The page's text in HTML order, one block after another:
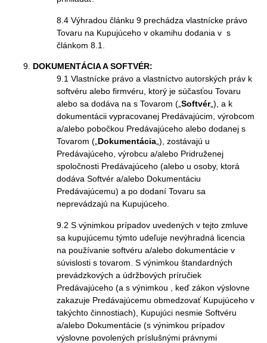
8.4 Výhradou článku 9 prechádza vlastnícke právo
Tovaru na Kupujúceho v okamihu dodania v s
článkom 8.1.
DOKUMENTÁCIA A SOFTVÉR:
9.1 Vlastnícke právo a vlastníctvo autorských práv k
softvéru alebo firmvéru, ktorý je súčasťou Tovaru
alebo sa dodáva na s Tovarom („ Softvér„), a k
dokumentácii vypracovanej Predávajúcim, výrobcom
a/alebo pobočkou Predávajúceho alebo dodanej s
Tovarom („ Dokumentácia „), zostávajú u
Predávajúceho, výrobcu a/alebo Pridruženej
spoločnosti Predávajúceho (alebo u osoby, ktorá
dodáva Softvér a/alebo Dokumentáciu
Predávajúcemu) a po dodaní Tovaru sa
neprevádzajú na Kupujúceho.
9.2 S výnimkou prípadov uvedených v tejto zmluve
sa kupujúcemu týmto udeľuje nevýhradná licencia
na používanie softvéru a/alebo dokumentácie v
súvislosti s tovarom. S výnimkou štandardných
prevádzkových a údržbových príručiek
Predávajúceho (a s výnimkou , keď zákon výslovne
zakazuje Predávajúcemu obmedzovať Kupujúceho v
takýchto činnostiach), Kupujúci nesmie Softvéru
a/alebo Dokumentácie (s výnimkou prípadov
výslovne povolených príslušnými právnymi